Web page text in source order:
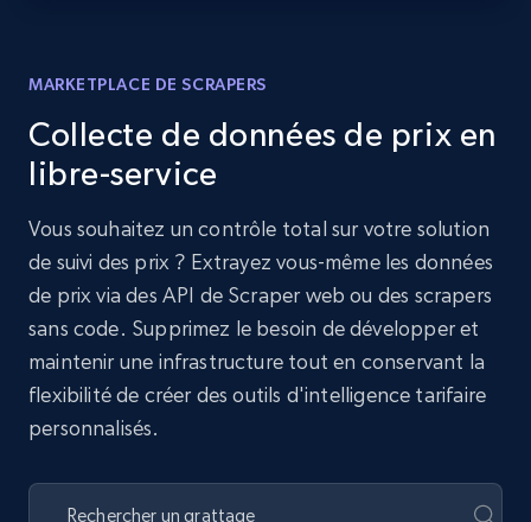
MARKETPLACE DE SCRAPERS
Collecte de données de prix en
libre-service
Vous souhaitez un contrôle total sur votre solution
de suivi des prix ? Extrayez vous-même les données
de prix via des API de Scraper web ou des scrapers
sans code. Supprimez le besoin de développer et
maintenir une infrastructure tout en conservant la
flexibilité de créer des outils d'intelligence tarifaire
personnalisés.